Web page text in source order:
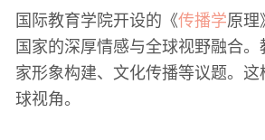
国际教育学院开设的《传播学原理
国家的深厚情感与全球视野融合
家形象构建、文化传播等议题。
球视角。